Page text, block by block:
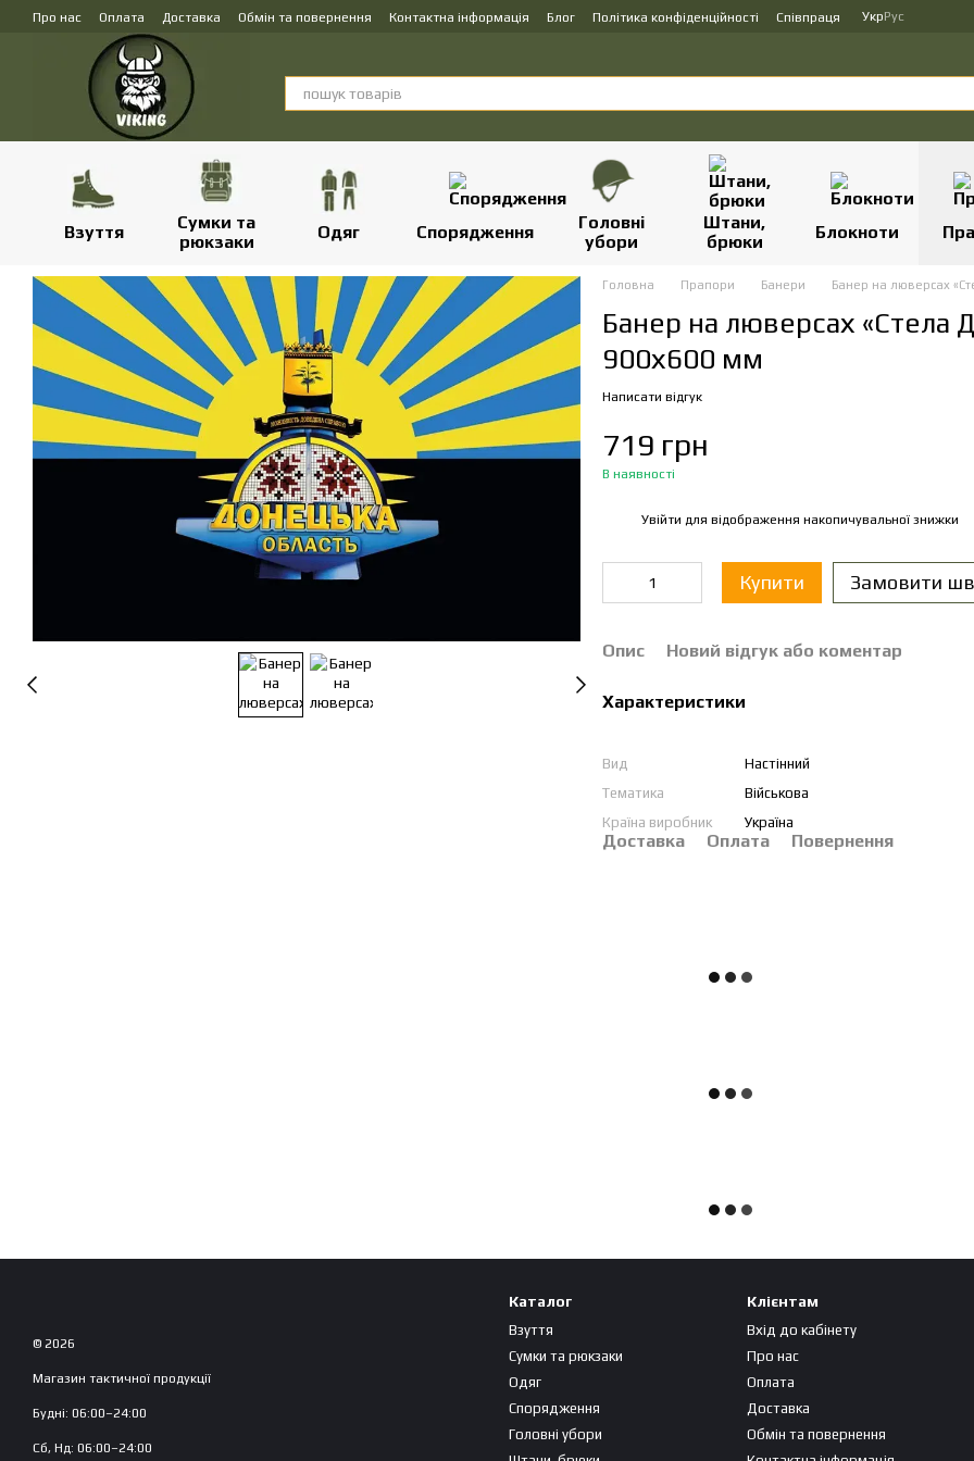
Перейти до основного контенту
Про нас Оплата Доставка Обмін та повернення Контактна інформація Блог Політика конфіденційності Співпраця УкрРус
Взуття
Сумки та
рюкзаки
Одяг Спорядження
Головні
убори
Штани,
брюки
Блокноти
Головна Прапори Банери Банер на люверсах
Банер на люверсах «Стела
900х600 мм
Написати відгук
719 грн
В наявності
Увійти для відображення накопичувальної знижки
Купити Замовити
Опис Новий відгук або коментар
Характеристики
Вид
Настінний
Тематика
Військова
Країна виробник
Україна
Доставка Оплата Повернення
© 2026
Магазин тактичної продукції
Будні: 06:00–24:00
Сб, Нд: 06:00–24:00
Каталог
Взуття
Сумки та рюкзаки
Одяг
Спорядження
Головні убори
Клієнтам
Вхід до кабінету
Про нас
Оплата
Доставка
Обмін та повернення